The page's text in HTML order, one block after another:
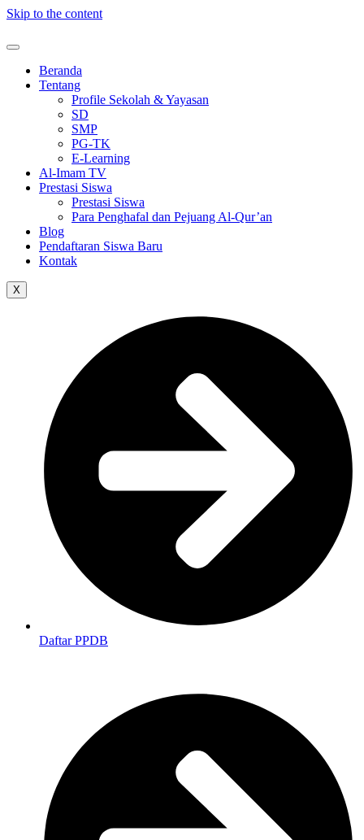
Skip to the content
Beranda
Tentang
Profile Sekolah & Yayasan
SD
SMP
PG-TK
E-Learning
Al-Imam TV
Prestasi Siswa
Prestasi Siswa
Para Penghafal dan Pejuang Al-Qur’an
Blog
Pendaftaran Siswa Baru
Kontak
X
Daftar PPDB